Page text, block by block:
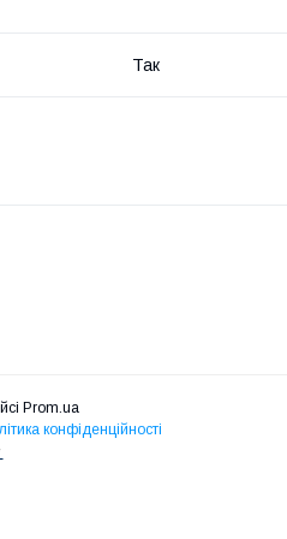
Так
Prom.ua
конфіденційності